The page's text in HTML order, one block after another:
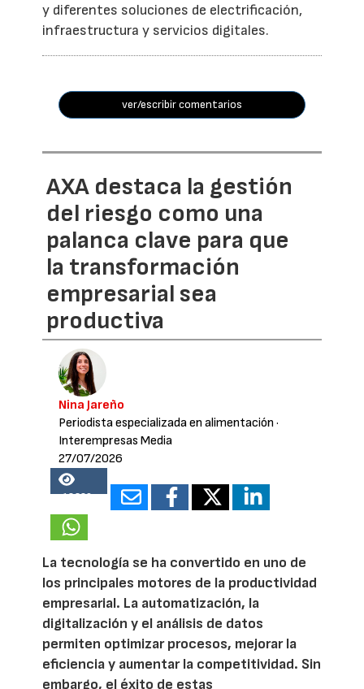
y diferentes soluciones de electrificación,
infraestructura y servicios digitales.
ver/escribir comentarios
AXA destaca la gestión
del riesgo como una
palanca clave para que
la transformación
empresarial sea
productiva
Nina Jareño
Periodista especializada en alimentación ·
Interempresas Media
27/07/2026
18329
La tecnología se ha convertido en uno de
los principales motores de la productividad
empresarial. La automatización, la
digitalización y el análisis de datos
permiten optimizar procesos, mejorar la
eficiencia y aumentar la competitividad. Sin
embargo, el éxito de estas